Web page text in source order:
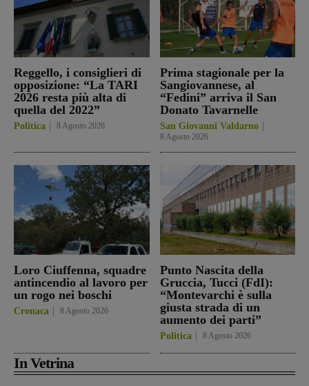
Reggello, i consiglieri di
opposizione: “La TARI
2026 resta più alta di
quella del 2022”
Politica 8 Agosto 2026
Prima stagionale per la
Sangiovannese, al
“Fedini” arriva il San
Donato Tavarnelle
San Giovanni Valdarno
8 Agosto 2026
Loro Ciuffenna, squadre
antincendio al lavoro per
un rogo nei boschi
Cronaca 8 Agosto 2026
Punto Nascita della
Gruccia, Tucci (FdI):
“Montevarchi è sulla
giusta strada di un
aumento dei parti”
Politica 8 Agosto 2026
In Vetrina